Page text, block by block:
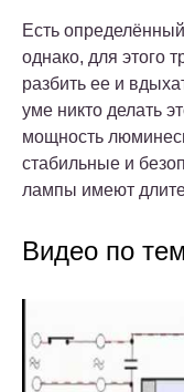
Есть
однако, для этого
разбить ее и
уме никто делать
мощность
стабильные и
лампы имеют
Видео по